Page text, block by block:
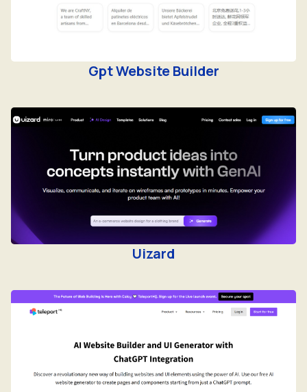
Gpt Website Builder
Uizard